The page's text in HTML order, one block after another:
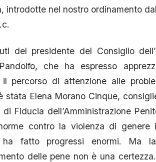
introdotte nel nostro ordinamento
del presidente del Consiglio
che ha espresso
il percorso di attenzione alle
stata Elena Morano Cinque,
di Fiducia dell’Amministrazione
contro la violenza di
ha fatto progressi enormi. Ma
delle pene non è una